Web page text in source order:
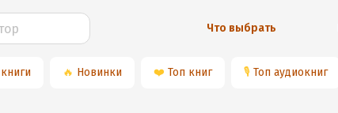
Что выбрать
🔥 Новинки ❤️ Топ книг 🎙 Топ аудиокниг